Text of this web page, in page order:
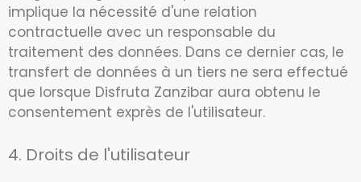
implique la nécessité d'une relation
contractuelle avec un responsable du
traitement des données. Dans ce dernier cas, le
transfert de données à un tiers ne sera effectué
que lorsque Disfruta Zanzibar aura obtenu le
consentement exprès de l'utilisateur.
4. Droits de l'utilisateur